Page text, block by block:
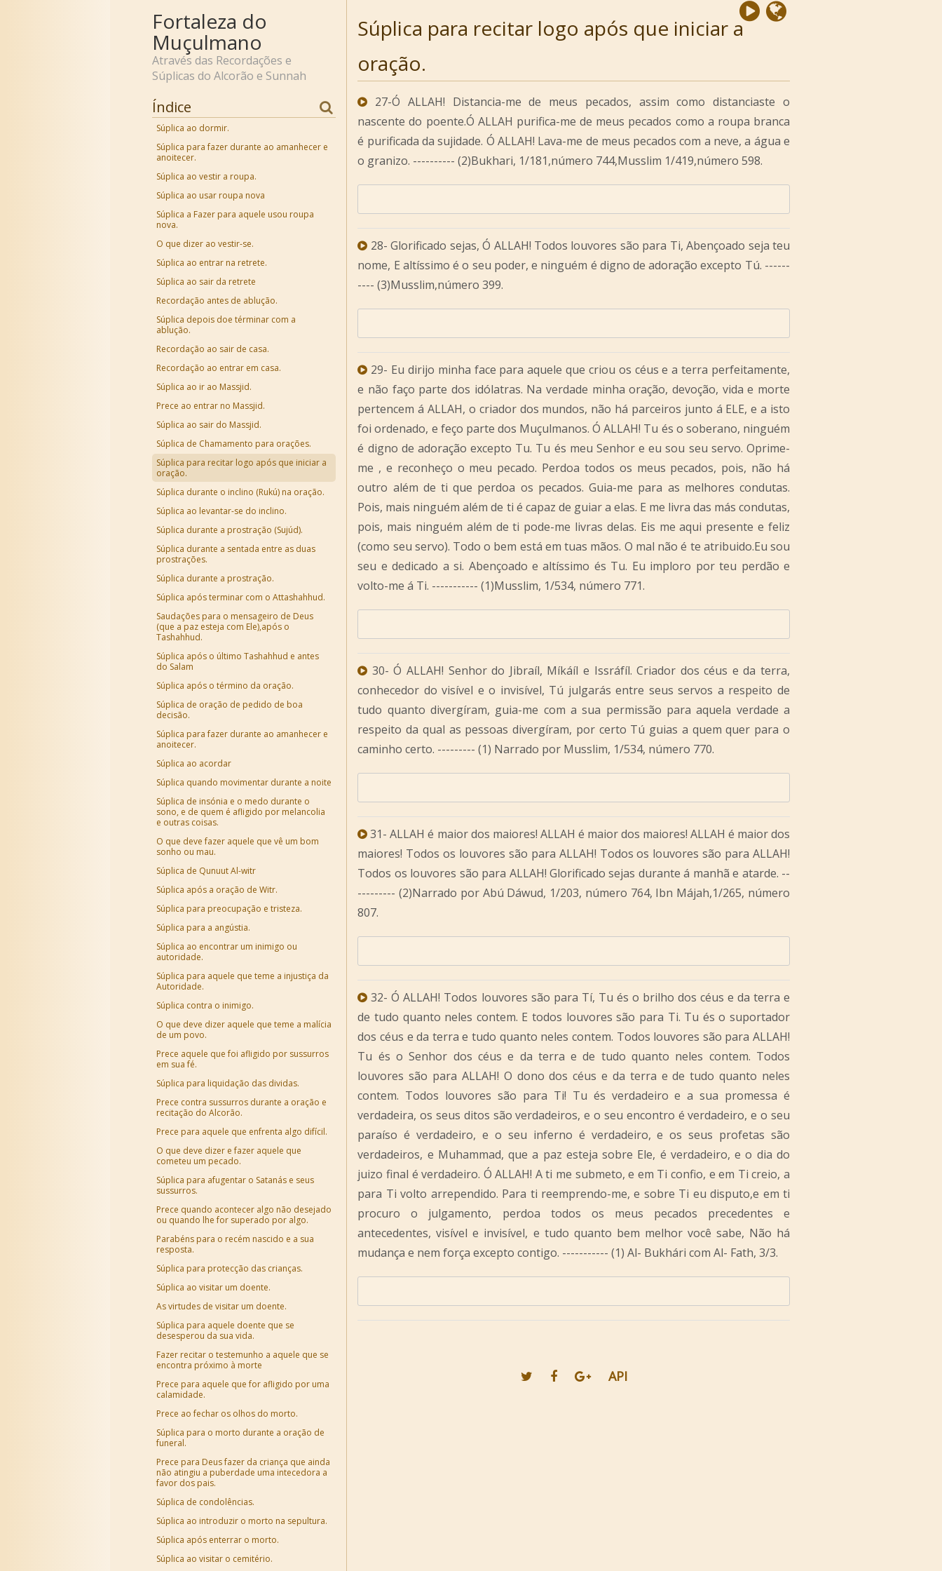
Fortaleza do
Muçulmano
Através das Recordações e
Súplicas do Alcorão e Sunnah
Índice
Súplica ao dormir.
Súplica para fazer durante ao amanhecer e
anoitecer.
Súplica ao vestir a roupa.
Súplica ao usar roupa nova
Súplica a Fazer para aquele usou roupa
nova.
O que dizer ao vestir-se.
Súplica ao entrar na retrete.
Súplica ao sair da retrete
Recordação antes de ablução.
Súplica depois doe términar com a
ablução.
Recordação ao sair de casa.
Recordação ao entrar em casa.
Súplica ao ir ao Massjid.
Prece ao entrar no Massjid.
Súplica ao sair do Massjid.
Súplica de Chamamento para orações.
Súplica para recitar logo após que iniciar a
oração.
Súplica durante o inclino (Rukú) na oração.
Súplica ao levantar-se do inclino.
Súplica durante a prostração (Sujúd).
Súplica durante a sentada entre as duas
prostrações.
Súplica durante a prostração.
Súplica após terminar com o Attashahhud.
Saudações para o mensageiro de Deus
(que a paz esteja com Ele),após o
Tashahhud.
Súplica após o último Tashahhud e antes
do Salam
Súplica após o término da oração.
Súplica de oração de pedido de boa
decisão.
Súplica para fazer durante ao amanhecer e
anoitecer.
Súplica ao acordar
Súplica quando movimentar durante a noite
Súplica de insónia e o medo durante o
sono, e de quem é afligido por melancolia
e outras coisas.
O que deve fazer aquele que vê um bom
sonho ou mau.
Súplica de Qunuut Al-witr
Súplica após a oração de Witr.
Súplica para preocupação e tristeza.
Súplica para a angústia.
Súplica ao encontrar um inimigo ou
autoridade.
Súplica para aquele que teme a injustiça da
Autoridade.
Súplica contra o inimigo.
O que deve dizer aquele que teme a malícia
de um povo.
Prece aquele que foi afligido por sussurros
em sua fé.
Súplica para liquidação das dividas.
Prece contra sussurros durante a oração e
recitação do Alcorão.
Prece para aquele que enfrenta algo difícil.
O que deve dizer e fazer aquele que
cometeu um pecado.
Súplica para afugentar o Satanás e seus
sussurros.
Prece quando acontecer algo não desejado
ou quando lhe for superado por algo.
Parabéns para o recém nascido e a sua
resposta.
Súplica para protecção das crianças.
Súplica ao visitar um doente.
As virtudes de visitar um doente.
Súplica para aquele doente que se
desesperou da sua vida.
Fazer recitar o testemunho a aquele que se
encontra próximo à morte
Prece para aquele que for afligido por uma
calamidade.
Prece ao fechar os olhos do morto.
Súplica para o morto durante a oração de
funeral.
Prece para Deus fazer da criança que ainda
não atingiu a puberdade uma intecedora a
favor dos pais.
Súplica de condolências.
Súplica ao introduzir o morto na sepultura.
Súplica após enterrar o morto.
Súplica ao visitar o cemitério.
Súplica para recitar logo após que iniciar a
oração.
27-Ó ALLAH! Distancia-me de meus pecados, assim como distanciaste o
nascente do poente.Ó ALLAH purifica-me de meus pecados como a roupa branca
é purificada da sujidade. Ó ALLAH! Lava-me de meus pecados com a neve, a água e
o granizo. ---------- (2)Bukhari, 1/181,número 744,Musslim 1/419,número 598.
28- Glorificado sejas, Ó ALLAH! Todos louvores são para Ti, Abençoado seja teu
nome, E altíssimo é o seu poder, e ninguém é digno de adoração excepto Tú. ------
---- (3)Musslim,número 399.
29- Eu dirijo minha face para aquele que criou os céus e a terra perfeitamente,
e não faço parte dos idólatras. Na verdade minha oração, devoção, vida e morte
pertencem á ALLAH, o criador dos mundos, não há parceiros junto á ELE, e a isto
foi ordenado, e feço parte dos Muçulmanos. Ó ALLAH! Tu és o soberano, ninguém
é digno de adoração excepto Tu. Tu és meu Senhor e eu sou seu servo. Oprime-
me , e reconheço o meu pecado. Perdoa todos os meus pecados, pois, não há
outro além de ti que perdoa os pecados. Guia-me para as melhores condutas.
Pois, mais ninguém além de ti é capaz de guiar a elas. E me livra das más condutas,
pois, mais ninguém além de ti pode-me livras delas. Eis me aqui presente e feliz
(como seu servo). Todo o bem está em tuas mãos. O mal não é te atribuido.Eu sou
seu e dedicado a si. Abençoado e altíssimo és Tu. Eu imploro por teu perdão e
volto-me á Ti. ----------- (1)Musslim, 1/534, número 771.
30- Ó ALLAH! Senhor do Jibraíl, Míkáíl e Issráfíl. Criador dos céus e da terra,
conhecedor do visível e o invisível, Tú julgarás entre seus servos a respeito de
tudo quanto divergíram, guia-me com a sua permissão para aquela verdade a
respeito da qual as pessoas divergíram, por certo Tú guias a quem quer para o
caminho certo. --------- (1) Narrado por Musslim, 1/534, número 770.
31- ALLAH é maior dos maiores! ALLAH é maior dos maiores! ALLAH é maior dos
maiores! Todos os louvores são para ALLAH! Todos os louvores são para ALLAH!
Todos os louvores são para ALLAH! Glorificado sejas durante á manhã e atarde. --
--------- (2)Narrado por Abú Dáwud, 1/203, número 764, Ibn Májah,1/265, número
807.
32- Ó ALLAH! Todos louvores são para Tí, Tu és o brilho dos céus e da terra e
de tudo quanto neles contem. E todos louvores são para Ti. Tu és o suportador
dos céus e da terra e tudo quanto neles contem. Todos louvores são para ALLAH!
Tu és o Senhor dos céus e da terra e de tudo quanto neles contem. Todos
louvores são para ALLAH! O dono dos céus e da terra e de tudo quanto neles
contem. Todos louvores são para Ti! Tu és verdadeiro e a sua promessa é
verdadeira, os seus ditos são verdadeiros, e o seu encontro é verdadeiro, e o seu
paraíso é verdadeiro, e o seu inferno é verdadeiro, e os seus profetas são
verdadeiros, e Muhammad, que a paz esteja sobre Ele, é verdadeiro, e o dia do
juizo final é verdadeiro. Ó ALLAH! A ti me submeto, e em Ti confio, e em Ti creio, a
para Ti volto arrependido. Para ti reemprendo-me, e sobre Ti eu disputo,e em ti
procuro o julgamento, perdoa todos os meus pecados precedentes e
antecedentes, visível e invisível, e tudo quanto bem melhor você sabe, Não há
mudança e nem força excepto contigo. ----------- (1) Al- Bukhári com Al- Fath, 3/3.
API